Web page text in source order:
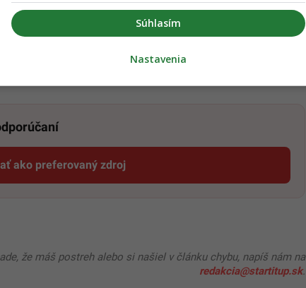
už viacerými výraznejšími zmenami.
ako preferovaný zdroj
Startitup, odkaz sa otvorí v novom okne
že máš postreh alebo si našiel v článku chybu, napíš nám na
redakcia@startitup.sk.
Súhlasím
Nastavenia